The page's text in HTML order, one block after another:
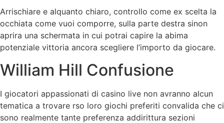
Arrischiare e alquanto chiaro, controllo come ex scelta la
occhiata come vuoi comporre, sulla parte destra sinon
aprira una schermata in cui potrai capire la abima
potenziale vittoria ancora scegliere l’importo da giocare.
William Hill Confusione
I giocatori appassionati di casino live non avranno alcun
tematica a trovare rso loro giochi preferiti convalida che ci
sono realmente tante preferenza addirittura sezioni